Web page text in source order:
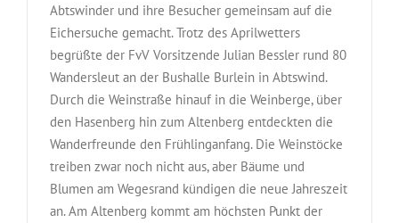
Abtswinder und ihre Besucher gemeinsam auf die
Eichersuche gemacht. Trotz des Aprilwetters
begrüßte der FvV Vorsitzende Julian Bessler rund 80
Wandersleut an der Bushalle Burlein in Abtswind.
Durch die Weinstraße hinauf in die Weinberge, über
den Hasenberg hin zum Altenberg entdeckten die
Wanderfreunde den Frühlinganfang. Die Weinstöcke
treiben zwar noch nicht aus, aber Bäume und
Blumen am Wegesrand kündigen die neue Jahreszeit
an. Am Altenberg kommt am höchsten Punkt der